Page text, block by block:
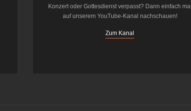
Konzert oder Gottesdienst verpasst? Dann einfach mal
auf unserem YouTube-Kanal nachschauen!
Zum Kanal